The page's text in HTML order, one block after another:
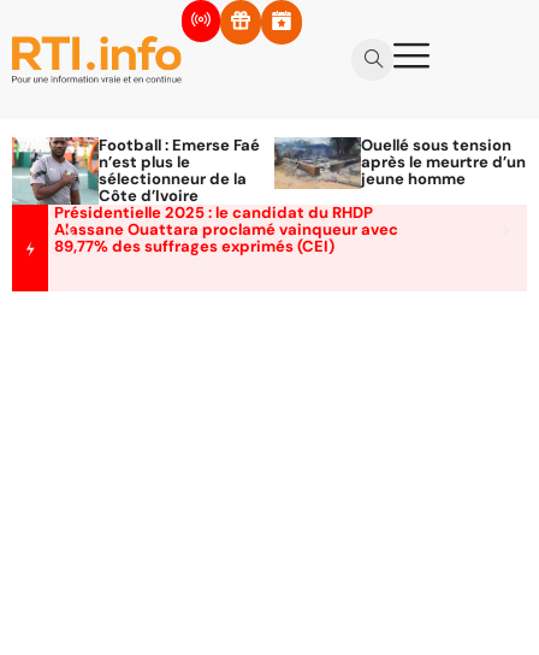
Football : Emerse Faé
n’est plus le
sélectionneur de la
Côte d’Ivoire
Ouellé sous tension
après le meurtre d’un
jeune homme
Présidentielle 2025 : le candidat du RHDP
Alassane Ouattara proclamé vainqueur avec
89,77% des suffrages exprimés (CEI)